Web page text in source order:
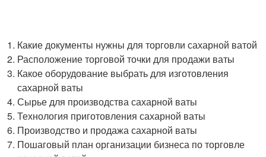
Какие документы нужны для торговли сахарной ватой
Расположение торговой точки для продажи ваты
Какое оборудование выбрать для изготовления
сахарной ваты
Сырье для производства сахарной ваты
Технология приготовления сахарной ваты
Производство и продажа сахарной ваты
Пошаговый план организации бизнеса по торговле